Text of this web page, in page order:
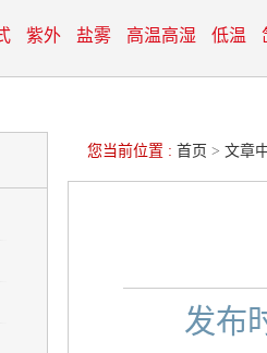
紫外 盐雾 高温高湿 低温
您当前位置 : 首页 > 文章
发布